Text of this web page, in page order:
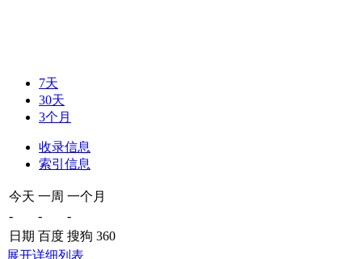
7天
30天
3个月
收录信息
索引信息
今天 一周 一个月
-
-
-
日期 百度 搜狗 360
展开详细列表